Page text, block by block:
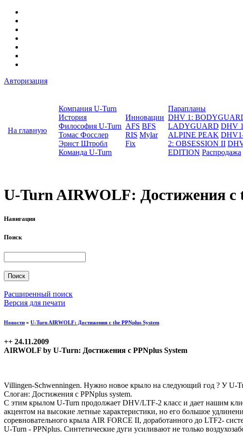
Авторизация
На главную
Компания U-Turn
История
Философия U-Turn
Томас Фосслер
Эрнст Штробл
Команда U-Turn
Инновации
AFS BFS
RIS Mylar
Fix
Парапланы
DHV 1:
LADYGUARD DHV
ALPINE PEAK
2: OBSESSION II
EDITION Распродажа
U-Turn AIRWOLF: Достижения с
Навигация
Поиск
Расширенный поиск
Версия для печати
Новости » U-Turn AIRWOLF: Достижения с the PPNplus System
++ 24.11.2009
AIRWOLF by U-Turn: Достижения с PPNplus System
Villingen-Schwenningen. Нужно новое крыло на следующий год ? У U-
Слоган: Достижения с PPNplus system.
С этим крылом U-Turn продолжает DHV/LTF-2 класс и дает нашим
акцентом на высокие летные характеристики, но его большое
соревновательного крыла AIR FORCE II, доработанного до LTF2-
U-Turn - PPNplus. Синтетические дуги усиливают не только